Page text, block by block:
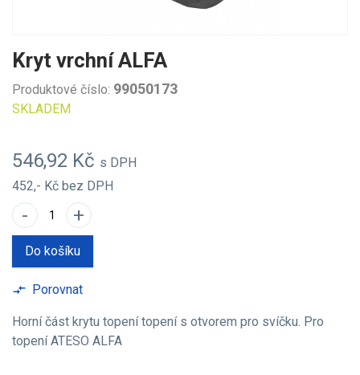
Kryt vrchní ALFA
Produktové číslo: 99050173
SKLADEM
546,92 Kč s DPH
452,- Kč bez DPH
- +
Do košíku
compare_arrows Porovnat
Horní část krytu topení topení s otvorem pro svíčku. Pro
topení ATESO ALFA